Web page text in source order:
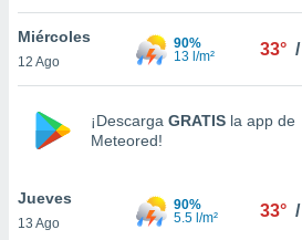
aceptar
de
Miércoles
12 Ago
90%
13 l/m²
33° /
¡Descarga GRATIS la app de
Meteored!
Jueves
13 Ago
90%
5.5 l/m²
33° /